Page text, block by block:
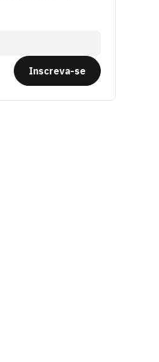
Inscreva-se